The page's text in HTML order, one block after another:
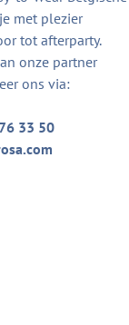
met plezier
tot afterparty.
onze partner
ons via:
33 50